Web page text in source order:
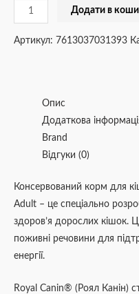
Додати в
Артикул: 7613037031393
Опис
Додаткова
Brand
Відгуки (0)
Консервований корм для
Adult – це спеціально
здоров’я дорослих кішок.
поживні речовини для
енергії.
Royal Canin® (Роял Канін)